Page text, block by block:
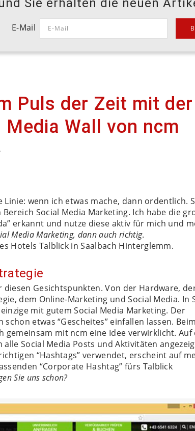
Sie erhalten die neuen
E-Mail
Puls der Zeit mit der
Wall von ncm
wenn ich etwas mache, dann ordentlich.
Social Media Marketing. Ich habe die
erkannt und nutze diese aktiv für mich und
Media Marketing, dann auch richtig.
Hotels Talblick in Saalbach Hinterglemm.
Gesichtspunkten. Von der Hardware,
dem Online-Marketing und Social Media. In
mit gutem Social Media Marketing. Der
etwas “Gescheites” einfallen lassen. Beim
gemeinsam mit ncm eine Idee verwirklicht. Auf
alle Social Media Posts und Aktivitäten
“Hashtags” verwendet, erscheint auf
“Corporate Hashtag” fürs Talblick
Sie uns schon?